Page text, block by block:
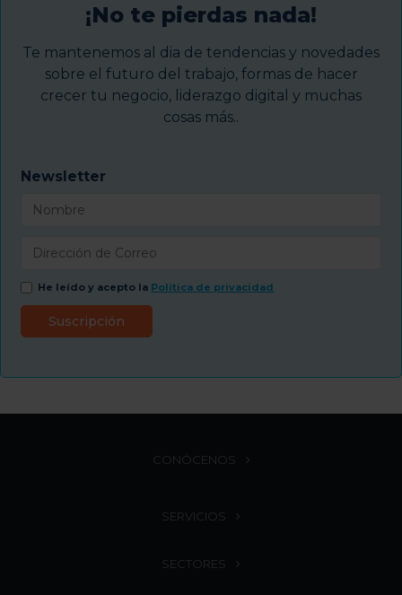
¡No te pierdas nada!
Te mantenemos al dia de tendencias y novedades
sobre el futuro del trabajo, formas de hacer
crecer tu negocio, liderazgo digital y muchas
cosas más..
Newsletter
He leído y acepto la Política de privacidad
CONÓCENOS
SERVICIOS
SECTORES